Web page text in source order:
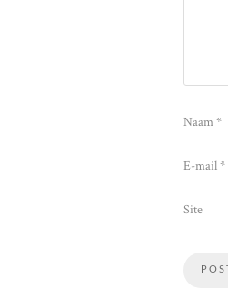
Naam*
E-mail*
Site